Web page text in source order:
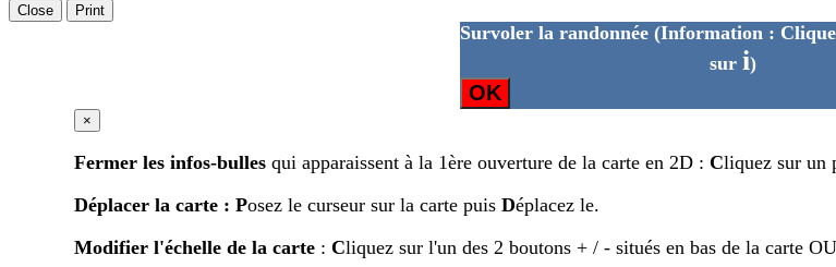
Close Print
Survoler la randonnée (Information :
sur i)
OK
×
Fermer les infos-bulles qui apparaissent à la 1ère ouverture de la carte en 2D : Cliquez sur un
Déplacer la carte: Posez le curseur sur la carte puis Déplacez le.
Modifier l'échelle de la carte : Cliquez sur l'un des 2 boutons + / - situés en bas de la carte OU